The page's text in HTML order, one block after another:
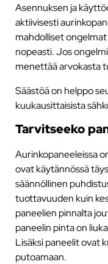
Asennuksen ja
aktiivisesti
mahdolliset
nopeasti. Jos
menettää arvokasta
Säästöä on helppo
kuukausittaisista
Tarvitseeko
Aurinkopaneeleissa
ovat käytännössä
säännöllinen
tuottavuuden kuin
paneelien pinnalta
paneelin pinta on
Lisäksi paneelit ovat
putoamaan.